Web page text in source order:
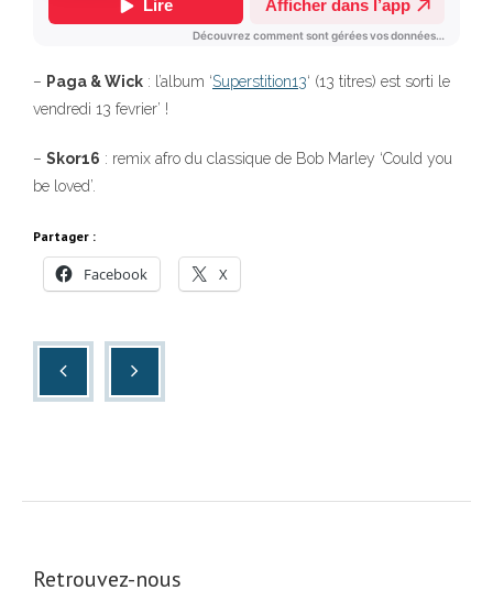
– Paga & Wick : l’album ‘Superstition13‘ (13 titres) est sorti le
vendredi 13 fevrier’ !
– Skor16 : remix afro du classique de Bob Marley ‘Could you
be loved’.
Partager :
Facebook X
Retrouvez-nous